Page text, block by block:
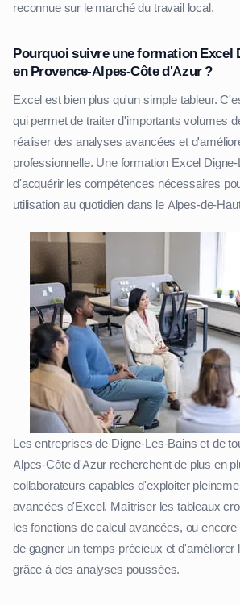
reconnue sur le marché du travail local.
Pourquoi suivre une formation Excel
en Provence-Alpes-Côte d'Azur ?
Excel est bien plus qu'un simple tableur.
qui permet de traiter d'importants volumes
réaliser des analyses avancées et
professionnelle. Une formation Excel
d'acquérir les compétences nécessaires
utilisation au quotidien dans le Alpes-de-
Les entreprises de Digne-Les-Bains et de
Alpes-Côte d'Azur recherchent de plus en
collaborateurs capables d'exploiter
avancées d'Excel. Maîtriser les tableaux
les fonctions de calcul avancées, ou
de gagner un temps précieux et d'améliorer
grâce à des analyses poussées.